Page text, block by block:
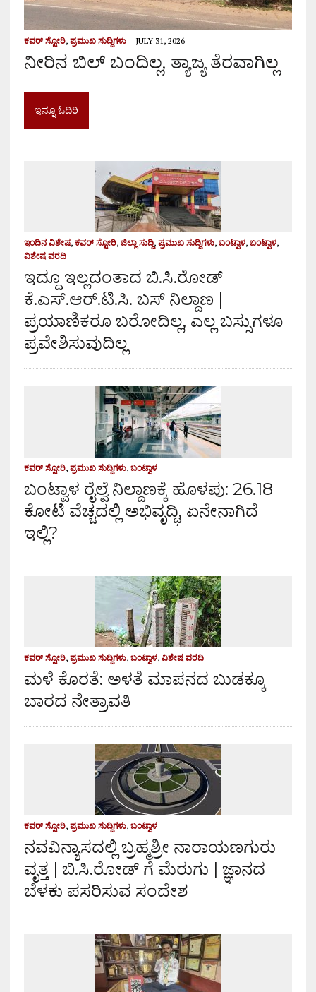
ಕವರ್ ಸ್ಟೋರಿ, ಪ್ರಮುಖ ಸುದ್ದಿಗಳು JULY 31, 2026
ನೀರಿನ ಬಿಲ್ ಬಂದಿಲ್ಲ, ತ್ಯಾಜ್ಯ ತೆರವಾಗಿಲ್ಲ
ಇನ್ನೂ ಓದಿರಿ
ಇಂದಿನ ವಿಶೇಷ, ಕವರ್ ಸ್ಟೋರಿ, ಜಿಲ್ಲಾ ಸುದ್ದಿ, ಪ್ರಮುಖ ಸುದ್ದಿಗಳು, ಬಂಟ್ವಾಳ, ಬಂಟ್ವಾಳ,
ವಿಶೇಷ ವರದಿ
ಇದ್ದೂ ಇಲ್ಲದಂತಾದ ಬಿ.ಸಿ.ರೋಡ್
ಕೆ.ಎಸ್.ಆರ್.ಟಿ.ಸಿ. ಬಸ್ ನಿಲ್ದಾಣ |
ಪ್ರಯಾಣಿಕರೂ ಬರೋದಿಲ್ಲ, ಎಲ್ಲ ಬಸ್ಸುಗಳೂ
ಪ್ರವೇಶಿಸುವುದಿಲ್ಲ
ಕವರ್ ಸ್ಟೋರಿ, ಪ್ರಮುಖ ಸುದ್ದಿಗಳು, ಬಂಟ್ವಾಳ
ಬಂಟ್ವಾಳ ರೈಲ್ವೆ ನಿಲ್ದಾಣಕ್ಕೆ ಹೊಳಪು: ₹26.18
ಕೋಟಿ ವೆಚ್ಚದಲ್ಲಿ ಅಭಿವೃದ್ಧಿ, ಏನೇನಾಗಿದೆ
ಇಲ್ಲಿ?
ಕವರ್ ಸ್ಟೋರಿ, ಪ್ರಮುಖ ಸುದ್ದಿಗಳು, ಬಂಟ್ವಾಳ, ವಿಶೇಷ ವರದಿ
ಮಳೆ ಕೊರತೆ: ಅಳತೆ ಮಾಪನದ ಬುಡಕ್ಕೂ
ಬಾರದ ನೇತ್ರಾವತಿ
ಕವರ್ ಸ್ಟೋರಿ, ಪ್ರಮುಖ ಸುದ್ದಿಗಳು, ಬಂಟ್ವಾಳ
ನವವಿನ್ಯಾಸದಲ್ಲಿ ಬ್ರಹ್ಮಶ್ರೀ ನಾರಾಯಣಗುರು
ವೃತ್ತ | ಬಿ.ಸಿ.ರೋಡ್ ಗೆ ಮೆರುಗು | ಜ್ಞಾನದ
ಬೆಳಕು ಪಸರಿಸುವ ಸಂದೇಶ